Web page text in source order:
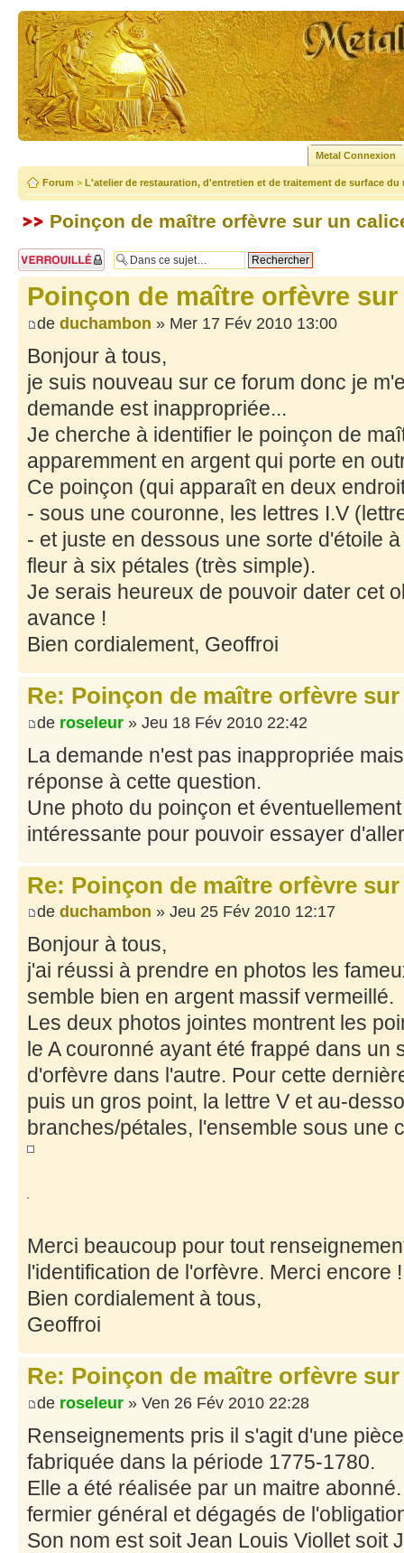
Metal Connexion
Forum > L'atelier de restauration, d'entretien et de traitement de surface du
Poinçon de maître orfèvre sur un
Sujet verrouillé
Poinçon de maître orfèvre
de duchambon » Mer 17 Fév 2010 13:00
Bonjour à tous,
je suis nouveau sur ce forum donc je
demande est inappropriée...
Je cherche à identifier le poinçon de
apparemment en argent qui porte en
Ce poinçon (qui apparaît en deux
- sous une couronne, les lettres I.V
- et juste en dessous une sorte d'étoile
fleur à six pétales (très simple).
Je serais heureux de pouvoir dater cet
avance !
Bien cordialement, Geoffroi
Re: Poinçon de maître orfèvre
de roseleur » Jeu 18 Fév 2010 22:42
La demande n'est pas inappropriée
réponse à cette question.
Une photo du poinçon et
intéressante pour pouvoir essayer
Re: Poinçon de maître orfèvre
de duchambon » Jeu 25 Fév 2010 12:17
Bonjour à tous,
j'ai réussi à prendre en photos les
semble bien en argent massif vermeillé.
Les deux photos jointes montrent les
le A couronné ayant été frappé dans un
d'orfèvre dans l'autre. Pour cette
puis un gros point, la lettre V et au-
branches/pétales, l'ensemble sous une
Merci beaucoup pour tout
l'identification de l'orfèvre. Merci encore !
Bien cordialement à tous,
Geoffroi
Re: Poinçon de maître orfèvre
de roseleur » Ven 26 Fév 2010 22:28
Renseignements pris il s'agit d'une
fabriquée dans la période 1775-1780.
Elle a été réalisée par un maitre
fermier général et dégagés de
Son nom est soit Jean Louis Viollet soit